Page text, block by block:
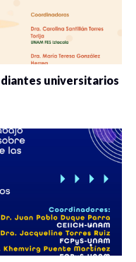
universitarios